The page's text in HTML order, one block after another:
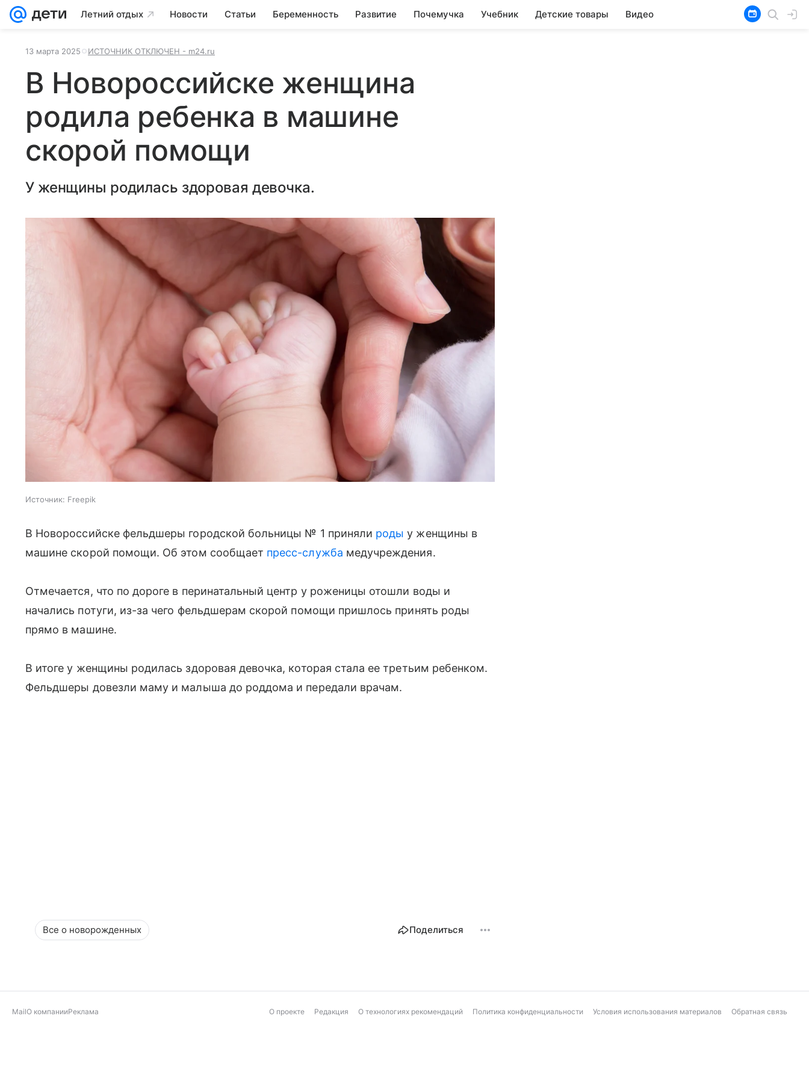
Летний отдых Новости Статьи Беременность Развитие Почемучка Учебник Детские товары Видео
13 марта 2025 ИСТОЧНИК ОТКЛЮЧЕН - m24.ru
В Новороссийске женщина
родила ребенка в машине
скорой помощи
У женщины родилась здоровая девочка.
Источник: Freepik
В Новороссийске фельдшеры городской больницы № 1 приняли роды у женщины в
машине скорой помощи. Об этом сообщает пресс-служба медучреждения.
Отмечается, что по дороге в перинатальный центр у роженицы отошли воды и
начались потуги, из-за чего фельдшерам скорой помощи пришлось принять роды
прямо в машине.
В итоге у женщины родилась здоровая девочка, которая стала ее третьим ребенком.
Фельдшеры довезли маму и малыша до роддома и передали врачам.
Все о новорожденных Поделиться
MailО компанииРеклама О проекте Редакция О технологиях рекомендаций Политика конфиденциальности Условия использования материалов Обратная связь